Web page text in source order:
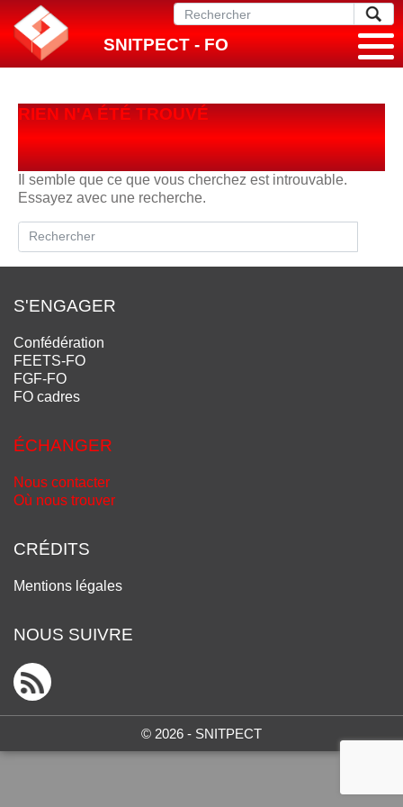
SNITPECT - FO
RIEN N'A ÉTÉ TROUVÉ
Il semble que ce que vous cherchez est introuvable.
Essayez avec une recherche.
S'ENGAGER
Confédération
FEETS-FO
FGF-FO
FO cadres
ÉCHANGER
Nous contacter
Où nous trouver
CRÉDITS
Mentions légales
NOUS SUIVRE
© 2026 - SNITPECT